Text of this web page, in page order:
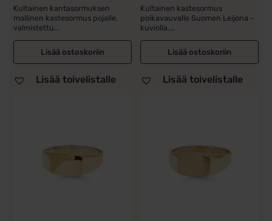
Kultainen kantasormuksen
mallinen kastesormus pojalle,
valmistettu...
Lisää ostoskoriin
Lisää toivelistalle
Kultainen kastesormus
poikavauvalle Suomen Leijona -
kuviolla....
Lisää ostoskoriin
Lisää toivelistalle